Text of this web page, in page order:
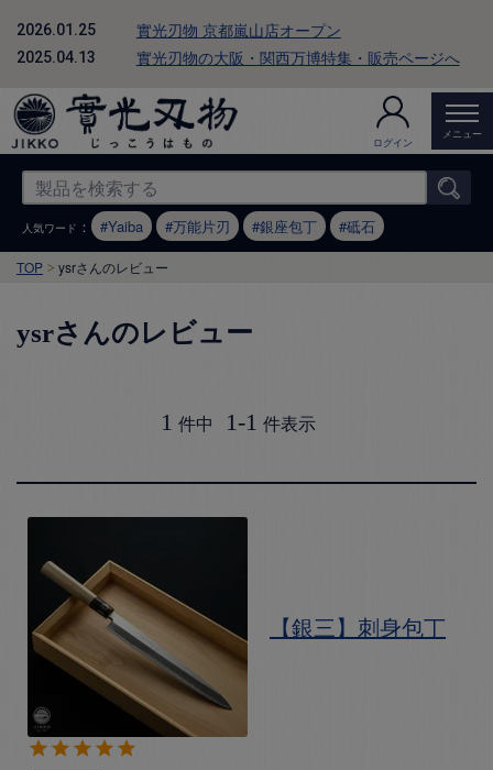
2026.01.25 實光刃物 京都嵐山店オープン
2025.04.13 實光刃物の大阪・関西万博特集・販売ページへ
ログイン
メニュー
人気ワード ： Yaiba 万能片刃 銀座包丁 砥石
TOP ysrさんのレビュー
ysrさんのレビュー
1 件中 1-1 件表示
【銀三】刺身包丁